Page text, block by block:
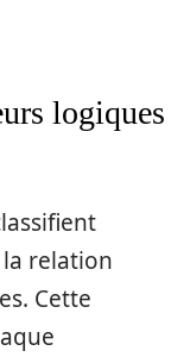
logiques
relation
Cette